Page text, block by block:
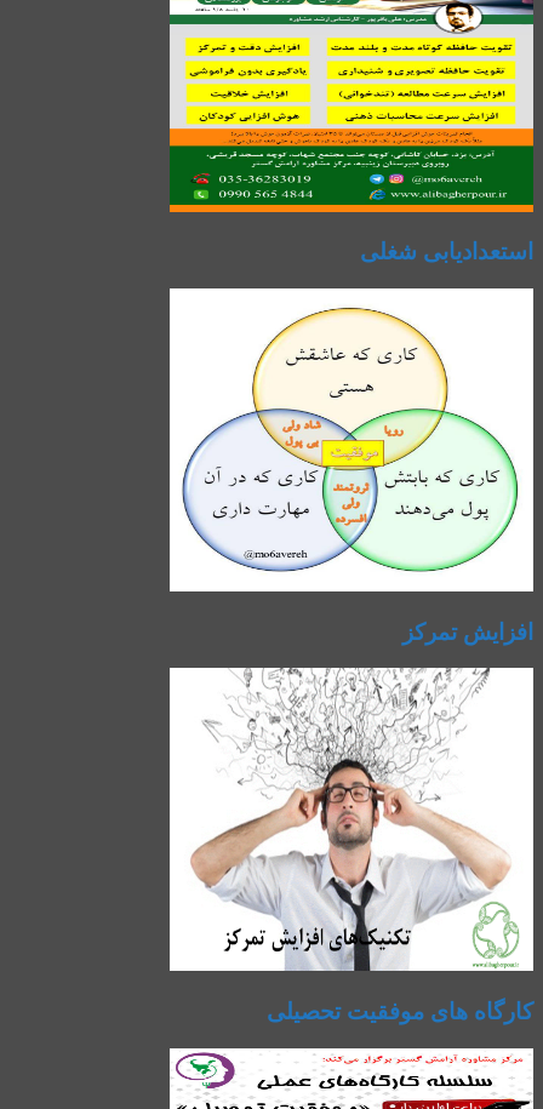
استعدادیابی شغلی
افزایش تمرکز
کارگاه های موفقیت تحصیلی